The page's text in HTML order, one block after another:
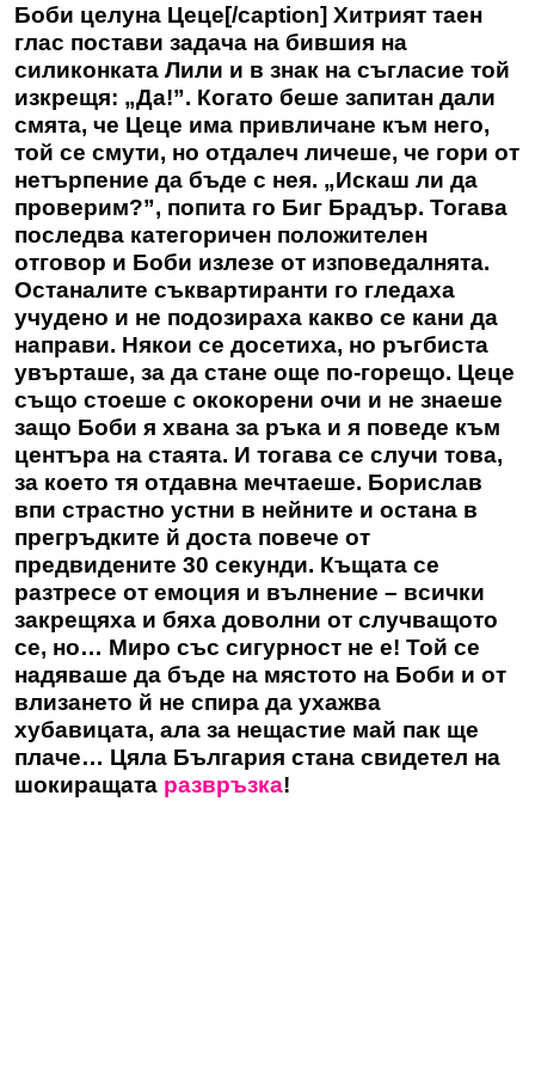
Боби целуна Цеце[/caption] Хитрият таен
глас постави задача на бившия на
силиконката Лили и в знак на съгласие той
изкрещя: „Да!”. Когато беше запитан дали
смята, че Цеце има привличане към него,
той се смути, но отдалеч личеше, че гори от
нетърпение да бъде с нея. „Искаш ли да
проверим?”, попита го Биг Брадър. Тогава
последва категоричен положителен
отговор и Боби излезе от изповедалнята.
Останалите съквартиранти го гледаха
учудено и не подозираха какво се кани да
направи. Някои се досетиха, но ръгбиста
увърташе, за да стане още по-горещо. Цеце
също стоеше с ококорени очи и не знаеше
защо Боби я хвана за ръка и я поведе към
центъра на стаята. И тогава се случи това,
за което тя отдавна мечтаеше. Борислав
впи страстно устни в нейните и остана в
прегръдките й доста повече от
предвидените 30 секунди. Къщата се
разтресе от емоция и вълнение – всички
закрещяха и бяха доволни от случващото
се, но… Миро със сигурност не е! Той се
надяваше да бъде на мястото на Боби и от
влизането й не спира да ухажва
хубавицата, ала за нещастие май пак ще
плаче… Цяла България стана свидетел на
шокиращата развръзка!